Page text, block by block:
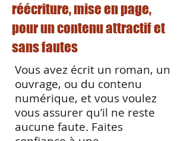
réécriture, mise en page,
pour un contenu attractif et
sans fautes
Vous avez écrit un roman, un
ouvrage, ou du contenu
numérique, et vous voulez
vous assurer qu’il ne reste
aucune faute. Faites